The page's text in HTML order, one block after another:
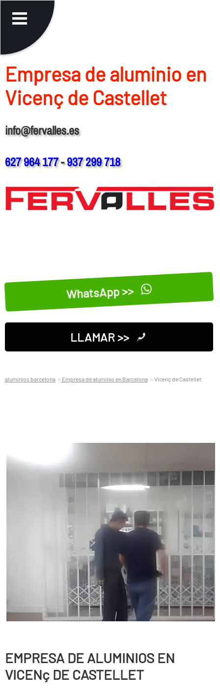
Empresa de aluminio en
Vicenç de Castellet
info@fervalles.es
627 964 177-937 299 718
WhatsApp >>
LLAMAR >>
aluminios barcelona Empresa de aluminio en Barcelona Vicenç de Castellet
EMPRESA DE ALUMINIOS EN
VICENç DE CASTELLET